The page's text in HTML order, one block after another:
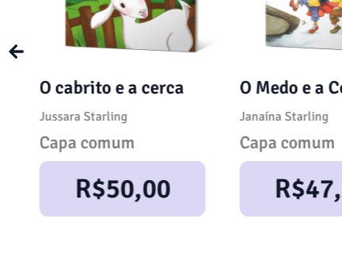
O cabrito e a cerca
Jussara Starling
Capa comum
R$50,00
O Medo e a
Janaína Starling
Capa comum
R$